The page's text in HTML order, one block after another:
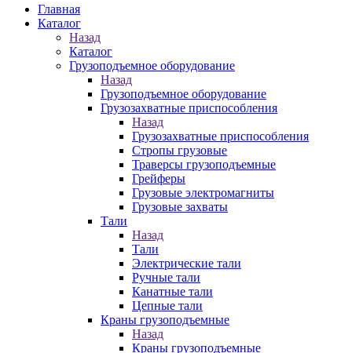
Главная
Каталог
Назад
Каталог
Грузоподъемное оборудование
Назад
Грузоподъемное оборудование
Грузозахватные приспособления
Назад
Грузозахватные приспособления
Стропы грузовые
Траверсы грузоподъемные
Грейферы
Грузовые электромагниты
Грузовые захваты
Тали
Назад
Тали
Электрические тали
Ручные тали
Канатные тали
Цепные тали
Краны грузоподъемные
Назад
Краны грузоподъемные